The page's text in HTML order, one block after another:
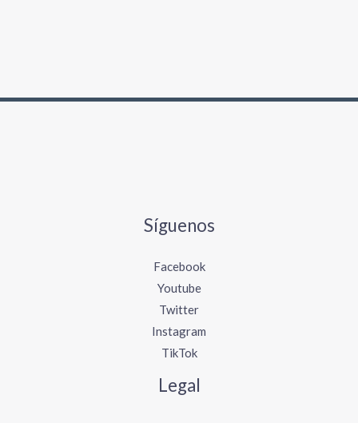
Síguenos
Facebook
Youtube
Twitter
Instagram
TikTok
Legal